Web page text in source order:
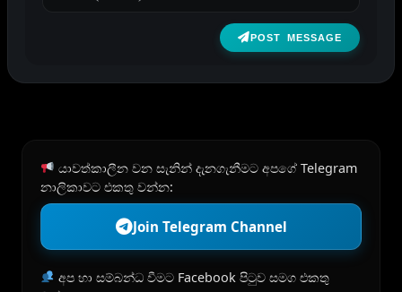
POST MESSAGE
යාවත්කාලීන වන සැනින් දැනගැනීමට අපගේ Telegram
නාලිකාවට එකතු වන්න:
Join Telegram Channel
අප හා සම්බන්ධ වීමට Facebook පිටුව සමග එකතු